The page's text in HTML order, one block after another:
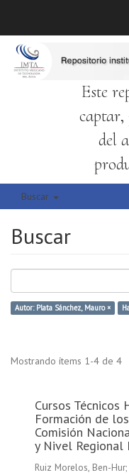
Este
del
Buscar
Buscar
Autor: Plata Sánchez, Mauro ×
Mostrando ítems 1-4 de 4
Cursos Técnicos
Formación de
Comisión
y Nivel
Ruiz Morelos, Ben-Hur;